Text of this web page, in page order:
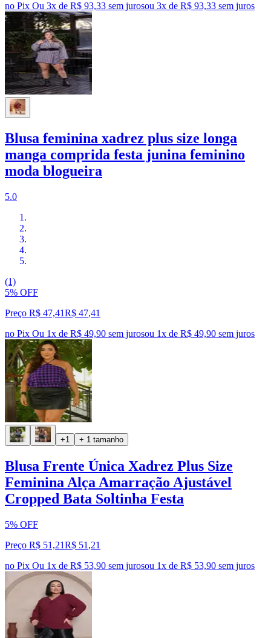
no Pix Ou 3x de R$ 93,33 sem jurosou 3x de R$ 93,33 sem juros
Blusa feminina xadrez plus size longa
manga comprida festa junina feminino
moda blogueira
5.0
(1)
5% OFF
Preço R$ 47,41R$ 47,41
no Pix Ou 1x de R$ 49,90 sem jurosou 1x de R$ 49,90 sem juros
+1 + 1 tamanho
Blusa Frente Única Xadrez Plus Size
Feminina Alça Amarração Ajustável
Cropped Bata Soltinha Festa
5% OFF
Preço R$ 51,21R$ 51 ,21
no Pix Ou 1x de R$ 53,90 sem jurosou 1x de R$ 53,90 sem juros